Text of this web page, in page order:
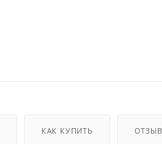
КАК КУПИТЬ